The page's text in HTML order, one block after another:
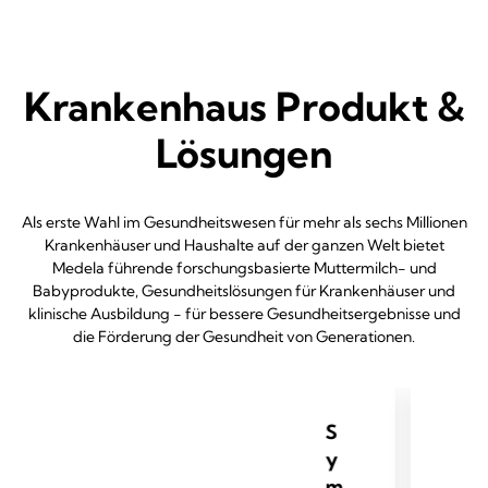
Krankenhaus Produkt &
Lösungen
Als erste Wahl im Gesundheitswesen für mehr als sechs Millionen
Krankenhäuser und Haushalte auf der ganzen Welt bietet
Medela führende forschungsbasierte Muttermilch- und
Babyprodukte, Gesundheitslösungen für Krankenhäuser und
klinische Ausbildung - für bessere Gesundheitsergebnisse und
die Förderung der Gesundheit von Generationen.
S
y